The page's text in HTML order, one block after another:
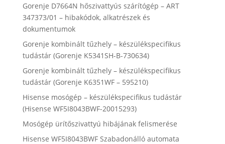
Gorenje D7664N hőszivattyús szárítógép – ART
347373/01 – hibakódok, alkatrészek és
dokumentumok
Gorenje kombinált tűzhely – készülékspecifikus
tudástár (Gorenje K5341SH-B-730634)
Gorenje kombinált tűzhely – készülékspecifikus
tudástár (Gorenje K6351WF – 595210)
Hisense mosógép – készülékspecifikus tudástár
(Hisense WF5I8043BWF-20015293)
Mosógép ürítőszivattyú hibájának felismerése
Hisense WF5I8043BWF Szabadonálló automata